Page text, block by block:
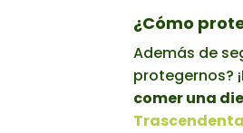
¿Cómo
Además de
protegernos?
comer una